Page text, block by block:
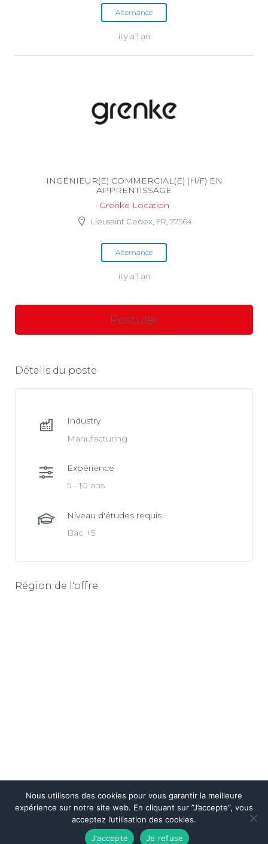
Alternance
il y a 1 an
INGÉNIEUR(E) COMMERCIAL(E) (H/F) EN
APPRENTISSAGE
Grenke Location
Lieusaint Cedex, FR, 77564
Alternance
il y a 1 an
Détails du poste
Industry
Manufacturing
Expérience
5 - 10 ans
Niveau d'études requis
Bac +5
Région de l'offre
Les Négociales Emploi. Tous droits réservés.
Nous utilisons des cookies pour vous garantir la meilleure
expérience sur notre site web. En cliquant sur ”J’accepte”, vous
acceptez l’utilisation des cookies.
J'accepte
Je refuse